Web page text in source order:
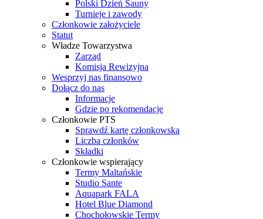
Polski Dzień Sauny
Turnieje i zawody
Członkowie założyciele
Statut
Władze Towarzystwa
Zarząd
Komisja Rewizyjna
Wesprzyj nas finansowo
Dołącz do nas
Informacje
Gdzie po rekomendacje
Członkowie PTS
Sprawdź kartę członkowską
Liczba członków
Składki
Członkowie wspierający
Termy Maltańskie
Studio Sante
Aquapark FALA
Hotel Blue Diamond
Chochołowskie Termy